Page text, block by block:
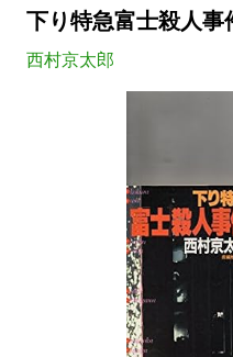
下り特急富士殺人
西村京太郎